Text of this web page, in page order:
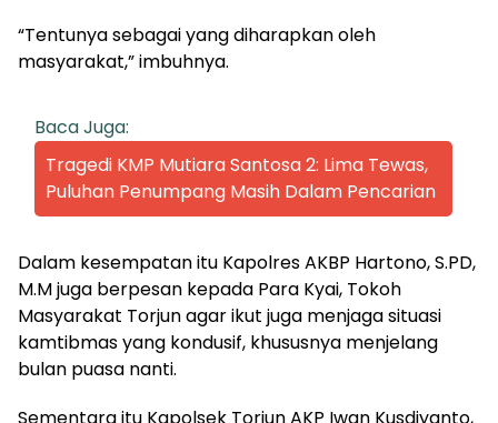
“Tentunya sebagai yang diharapkan oleh
masyarakat,” imbuhnya.
Baca Juga:
Tragedi KMP Mutiara Santosa 2: Lima Tewas,
Puluhan Penumpang Masih Dalam Pencarian
Dalam kesempatan itu Kapolres AKBP Hartono, S.PD,
M.M juga berpesan kepada Para Kyai, Tokoh
Masyarakat Torjun agar ikut juga menjaga situasi
kamtibmas yang kondusif, khususnya menjelang
bulan puasa nanti.